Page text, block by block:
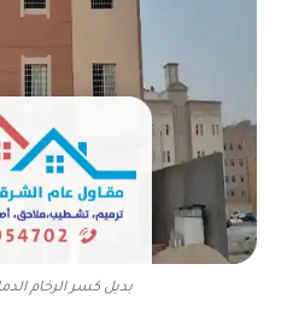
بديل كسر الرخام